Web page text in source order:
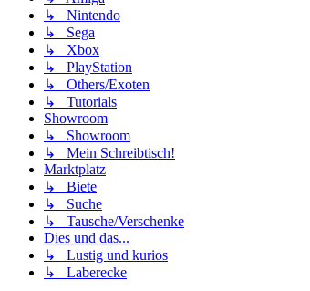
↳ Nintendo
↳ Sega
↳ Xbox
↳ PlayStation
↳ Others/Exoten
↳ Tutorials
Showroom
↳ Showroom
↳ Mein Schreibtisch!
Marktplatz
↳ Biete
↳ Suche
↳ Tausche/Verschenke
Dies und das...
↳ Lustig und kurios
↳ Laberecke